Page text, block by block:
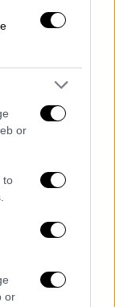
or
to
or
του.
είναι
στα
και στο
Αν
ώθηση για
το ματς:
υπάρξουν.
το ματς να
οπότε
στις